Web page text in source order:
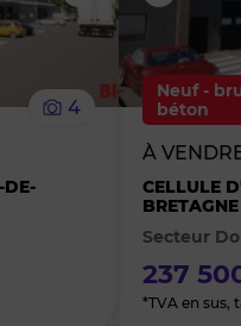
supprimer
favoris
4
DE-
Neuf -
béton
À
CELLULE
Secteur
237
*TVA en sus,